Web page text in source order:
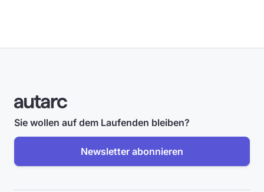
Sie wollen auf dem Laufenden bleiben?
Newsletter abonnieren